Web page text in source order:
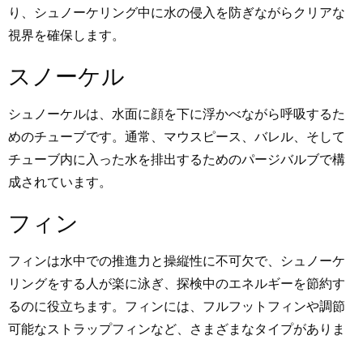
り、シュノーケリング中に水の侵入を防ぎながらクリアな
視界を確保します。
スノーケル
シュノーケルは、水面に顔を下に浮かべながら呼吸するた
めのチューブです。通常、マウスピース、バレル、そして
チューブ内に入った水を排出するためのパージバルブで構
成されています。
フィン
フィンは水中での推進力と操縦性に不可欠で、シュノーケ
リングをする人が楽に泳ぎ、探検中のエネルギーを節約す
るのに役立ちます。フィンには、フルフットフィンや調節
可能なストラップフィンなど、さまざまなタイプがありま